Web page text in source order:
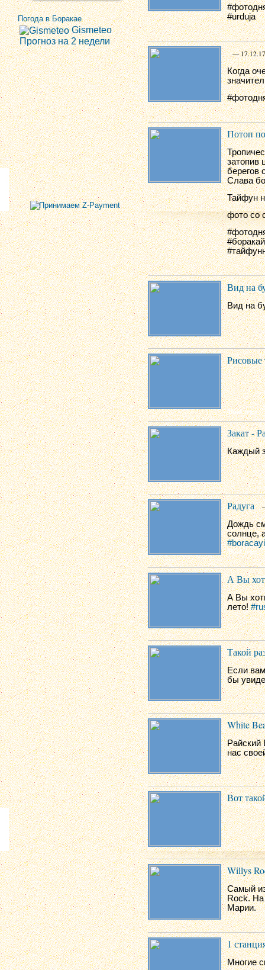
Погода в Боракае
Gismeteo
Прогноз на 2 недели
#urduja
—
Когда
Потоп
затопив
берегов
Слава
Тайфун
фото со
Вид на
Вид на
Рисовые
Закат -
Каждый
Радуга
Дождь
солнце,
А Вы
А Вы
лето!
Такой
Если
бы
White
Райский
нас
Вот
Willys
Самый
Rock. На
Марии.
1
Многие